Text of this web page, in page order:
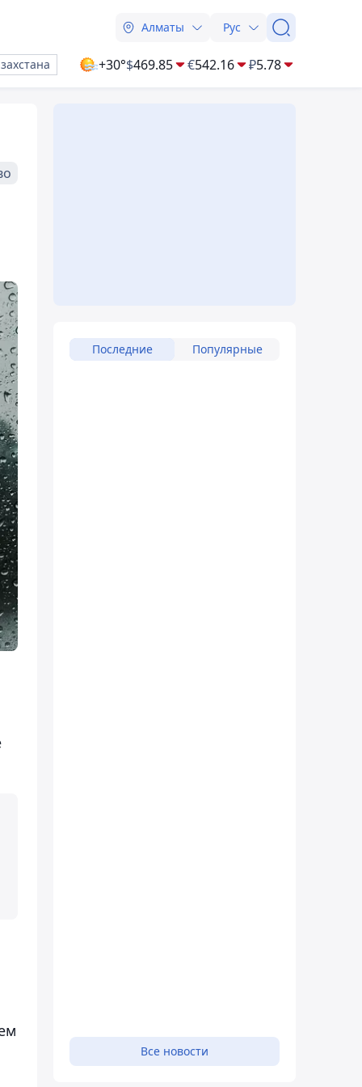
Алматы Рус
+30°$469.85 €542.16 ₽5.78
Последние Популярные
Все новости